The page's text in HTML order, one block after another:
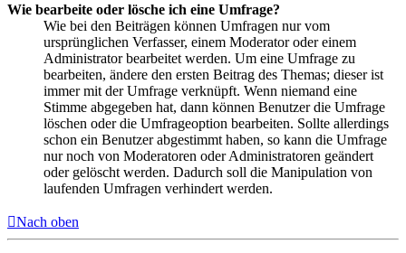
Wie bearbeite oder lösche ich eine Umfrage?
Wie bei den Beiträgen können Umfragen nur vom
ursprünglichen Verfasser, einem Moderator oder einem
Administrator bearbeitet werden. Um eine Umfrage zu
bearbeiten, ändere den ersten Beitrag des Themas; dieser ist
immer mit der Umfrage verknüpft. Wenn niemand eine
Stimme abgegeben hat, dann können Benutzer die Umfrage
löschen oder die Umfrageoption bearbeiten. Sollte allerdings
schon ein Benutzer abgestimmt haben, so kann die Umfrage
nur noch von Moderatoren oder Administratoren geändert
oder gelöscht werden. Dadurch soll die Manipulation von
laufenden Umfragen verhindert werden.
Nach oben